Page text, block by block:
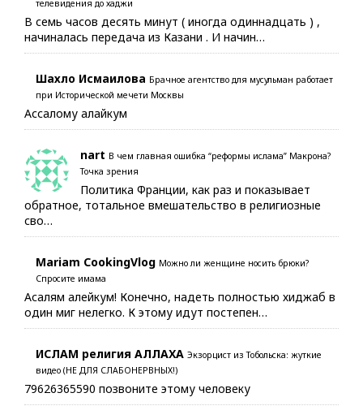
телевидения до хаджи
В семь часов десять минут ( иногда одиннадцать ) ,
начиналась передача из Казани . И начин…
Шахло Исмаилова Брачное агентство для мусульман работает
при Исторической мечети Москвы
Ассалому алайкум
nart В чем главная ошибка “реформы ислама” Макрона?
Точка зрения
Политика Франции, как раз и показывает
обратное, тотальное вмешательство в религиозные
сво…
Mariam CookingVlog Можно ли женщине носить брюки?
Спросите имама
Асалям алейкум! Конечно, надеть полностью хиджаб в
один миг нелегко. К этому идут постепен…
ИСЛАМ религия АЛЛАХА Экзорцист из Тобольска: жуткие
видео (НЕ ДЛЯ СЛАБОНЕРВНЫХ!)
79626365590 позвоните этому человеку